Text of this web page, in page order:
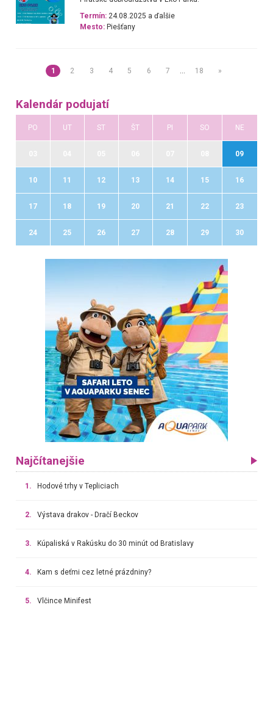
Termín: 24.08.2025 a ďalšie
Mesto: Piešťany
1 2 3 4 5 6 7 18 »
Kalendár podujatí
PO UT ST ŠT PI SO NE
09
10 11 12 13 14 15 16
17 18 19 20 21 22 23
24 25 26 27 28 29 30
Najčítanejšie
1. Hodové trhy v Tepliciach
2. Výstava drakov - Dračí Beckov
3. Kúpaliská v Rakúsku do 30 minút od Bratislavy
4. Kam s deťmi cez letné prázdniny?
5. Vlčince Minifest